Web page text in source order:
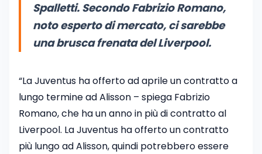
Spalletti. Secondo Fabrizio Romano,
noto esperto di mercato, ci sarebbe
una brusca frenata del Liverpool.
“La Juventus ha offerto ad aprile un contratto a
lungo termine ad Alisson – spiega Fabrizio
Romano, che ha un anno in più di contratto al
Liverpool. La Juventus ha offerto un contratto
più lungo ad Alisson, quindi potrebbero essere